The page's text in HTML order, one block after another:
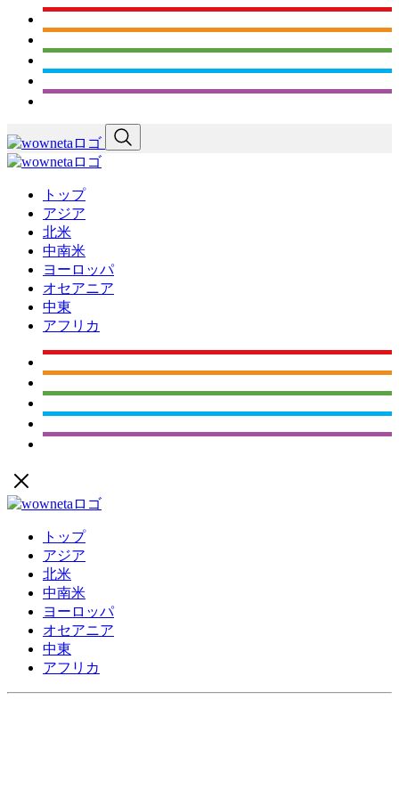
トップ
アジア
北米
中南米
ヨーロッパ
オセアニア
中東
アフリカ
トップ
アジア
北米
中南米
ヨーロッパ
オセアニア
中東
アフリカ